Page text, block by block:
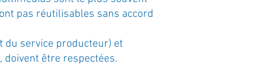
pas réutilisables sans accord
du service producteur) et
être respectées.